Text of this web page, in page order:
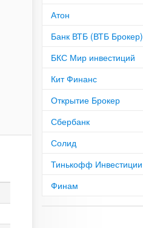
Атон
Банк ВТБ (ВТБ Брокер)
БКС Мир инвестиций
Кит Финанс
Открытие Брокер
Сбербанк
Солид
Тинькофф Инвестиции
Финам